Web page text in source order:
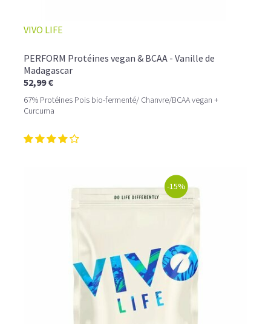
🍯 CAFÉ FRAPPÉ AU CARAMEL PROTÉINÉ
LE PLAISIR D’UN DESSERT GLACÉ, SANS LE SUCRE EN
VIVO LIFE
PERFORM Protéines vegan & BCAA - Vanille de
Madagascar
52,99 €
67% Protéines Pois bio-fermenté/ Chanvre/BCAA vegan +
Curcuma
-15%